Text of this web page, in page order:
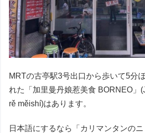
MRTの古亭駅3号出口から歩いて5分
れた「加里曼丹娘惹美食 BORNEO」
rě měishí)はあります。
日本語にするなら「カリマンタンの